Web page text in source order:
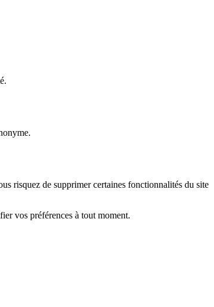
risquez de supprimer certaines fonctionnalités du site
vos préférences à tout moment.